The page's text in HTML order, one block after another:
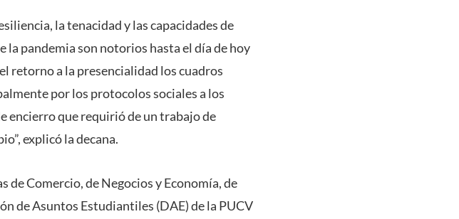
la tenacidad y las capacidades de
la pandemia son notorios hasta el día de hoy
retorno a la presencialidad los cuadros
por los protocolos sociales a los
encierro que requirió de un trabajo de
explicó la decana.
de Comercio, de Negocios y Economía, de
de Asuntos Estudiantiles (DAE) de la PUCV